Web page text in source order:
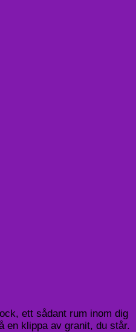
ett sådant rum inom dig
en klippa av granit, du står.